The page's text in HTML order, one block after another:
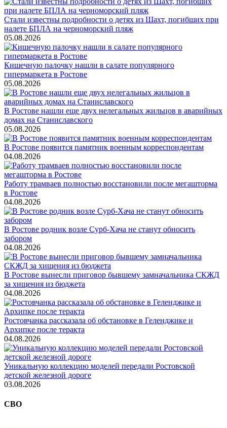
Стали известны подробности о детях из Шахт, погибших при
налете БПЛА на черноморский пляж
05.08.2026
Кишечную палочку нашли в салате популярного
гипермаркета в Ростове
05.08.2026
В Ростове нашли еще двух нелегальных жильцов в аварийных
домах на Станиславского
05.08.2026
В Ростове появится памятник военным корреспондентам
04.08.2026
Работу трамваев полностью восстановили после мегашторма
в Ростове
04.08.2026
В Ростове родник возле Сурб-Хача не станут обносить
забором
04.08.2026
В Ростове вынесли приговор бывшему замначальника СКЖД
за хищения из бюджета
04.08.2026
Ростовчанка рассказала об обстановке в Геленджике и
Архипке после теракта
04.08.2026
Уникальную коллекцию моделей передали Ростовской
детской железной дороге
03.08.2026
СВО